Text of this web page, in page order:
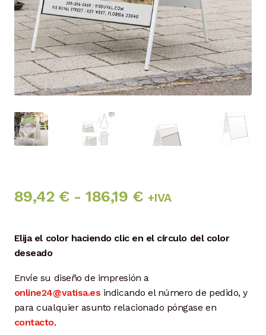
89,42 € - 186,19 €Rango
precios:
89,42 €
+IVA
Elija el color haciendo clic en el círculo del color
deseado
Envíe su diseño de impresión a
online24@vatisa.es indicando el número de pedido, y
para cualquier asunto relacionado póngase en
contacto.